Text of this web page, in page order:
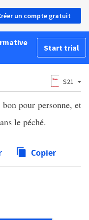
un compte gratuit
Start trial
S21
bon pour personne, et
le péché.
Copier